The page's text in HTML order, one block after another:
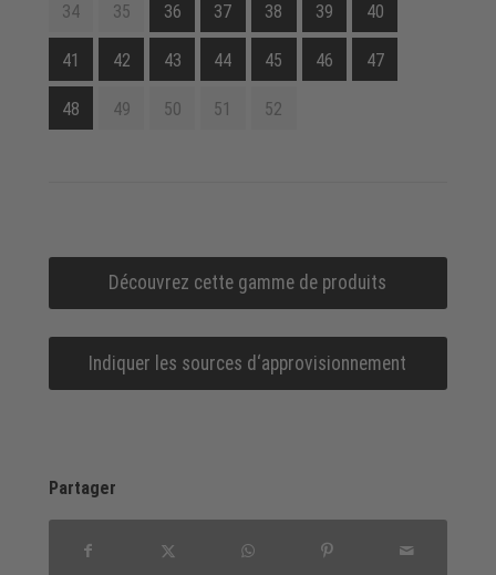
34 35 36 37 38 39 40
41 42 43 44 45 46 47
48 49 50 51 52
Découvrez cette gamme de produits
Indiquer les sources d‘approvisionnement
Partager